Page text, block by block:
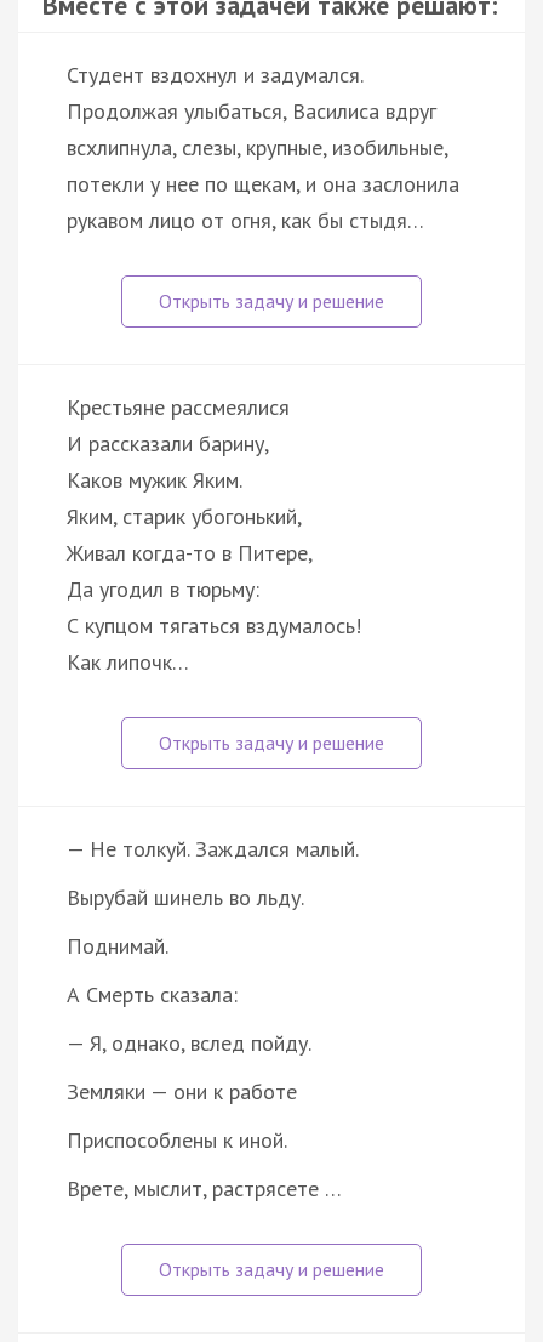
Студент вздохнул и задумался.
Продолжая улыбаться, Василиса вдруг
всхлипнула, слезы, крупные, изобильные,
потекли у нее по щекам, и она заслонила
рукавом лицо от огня, как бы стыдя…
Крестьяне рассмеялися
И рассказали барину,
Каков мужик Яким.
Яким, старик убогонький,
Живал когда-то в Питере,
Да угодил в тюрьму:
С купцом тягаться вздумалось!
Как липочк…
— Не толкуй. Заждался малый.
Вырубай шинель во льду.
Поднимай.
А Смерть сказала:
— Я, однако, вслед пойду.
Земляки — они к работе
Приспособлены к иной.
Врете, мыслит, растрясете …